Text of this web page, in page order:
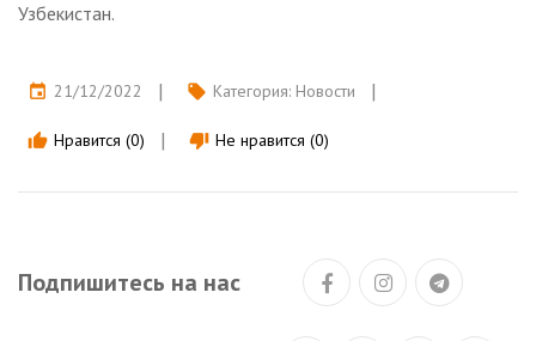
Узбекистан.
event 21/12/2022 local_offer Категория: Новости
thumb_up Нравится (0) thumb_down Не нравится (0)
Подпишитесь на нас